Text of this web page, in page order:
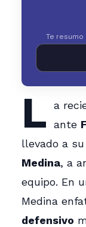
Te
L a
ante
llevado a
Medina, a
equipo. En
Medina
defensivo